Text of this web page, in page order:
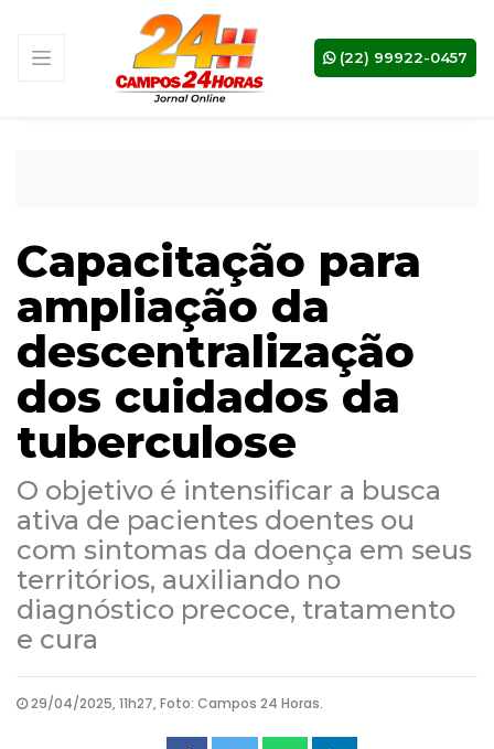
(22) 99922-0457
Capacitação para
ampliação da
descentralização
dos cuidados da
tuberculose
O objetivo é intensificar a busca
ativa de pacientes doentes ou
com sintomas da doença em seus
territórios, auxiliando no
diagnóstico precoce, tratamento
e cura
29/04/2025, 11h27, Foto: Campos 24 Horas.